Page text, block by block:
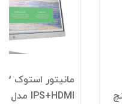
مدل 23 اینچ